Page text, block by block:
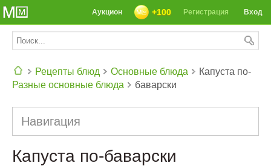
Вход
Регистрация
+100
Аукцион
Рецепты блюд
Основные блюда
Разные основные блюда
Капуста по-
баварски
Навигация
Капуста по-баварски